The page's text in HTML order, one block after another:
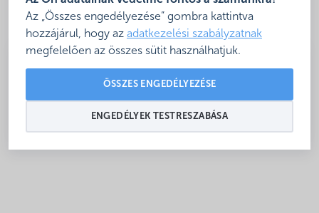
Az „Összes engedélyezése” gombra kattintva
hozzájárul, hogy az adatkezelési szabályzatnak
megfelelően az összes sütit használhatjuk.
ÖSSZES ENGEDÉLYEZÉSE
ENGEDÉLYEK TESTRESZABÁSA